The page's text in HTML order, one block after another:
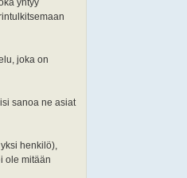
joka on
sanoa ne asiat
henkilö),
ole mitään